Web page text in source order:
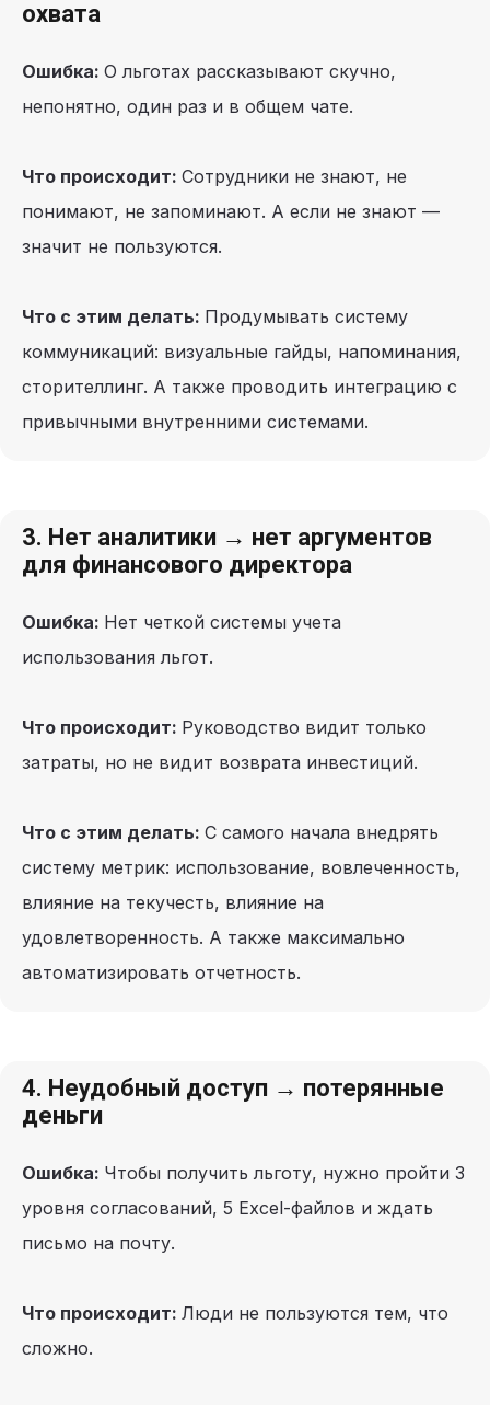
охвата
Ошибка: О льготах рассказывают скучно,
непонятно, один раз и в общем чате.
Что происходит: Сотрудники не знают, не
понимают, не запоминают. А если не знают —
значит не пользуются.
Что с этим делать: Продумывать систему
коммуникаций: визуальные гайды, напоминания,
сторителлинг. А также проводить интеграцию с
привычными внутренними системами.
3. Нет аналитики → нет аргументов
для финансового директора
Ошибка: Нет четкой системы учета
использования льгот.
Что происходит: Руководство видит только
затраты, но не видит возврата инвестиций.
Что с этим делать: С самого начала внедрять
систему метрик: использование, вовлеченность,
влияние на текучесть, влияние на
удовлетворенность. А также максимально
автоматизировать отчетность.
4. Неудобный доступ → потерянные
деньги
Ошибка: Чтобы получить льготу, нужно пройти 3
уровня согласований, 5 Excel-файлов и ждать
письмо на почту.
Что происходит: Люди не пользуются тем, что
сложно.